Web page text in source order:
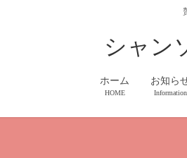
シャン
ホーム
HOME
お知ら
Information